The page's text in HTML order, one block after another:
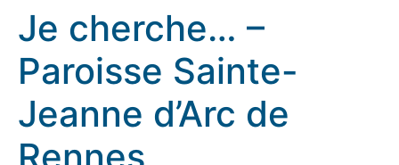
Je cherche… –
Paroisse Sainte-
Jeanne d’Arc de